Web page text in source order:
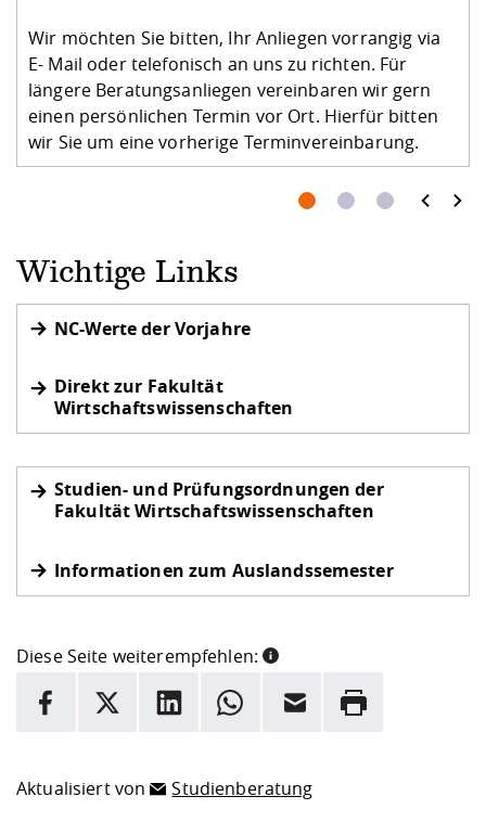
Wir möchten Sie bitten, Ihr Anliegen vorrangig via
E- Mail oder telefonisch an uns zu richten. Für
längere Beratungsanliegen vereinbaren wir gern
einen persönlichen Termin vor Ort. Hierfür bitten
wir Sie um eine vorherige Terminvereinbarung.
prev next
Wichtige Links
NC-Werte der Vorjahre
Direkt zur Fakultät
Wirtschaftswissenschaften
Studien- und Prüfungsordnungen der
Fakultät Wirtschaftswissenschaften
Informationen zum Auslandssemester
Diese Seite weiterempfehlen:
INFORMATION
Hier stehen weitere Informationen und ein Link zur
Facebook
X LinkedInWhatsappE-Mail Drucken
Aktualisiert von Studienberatung